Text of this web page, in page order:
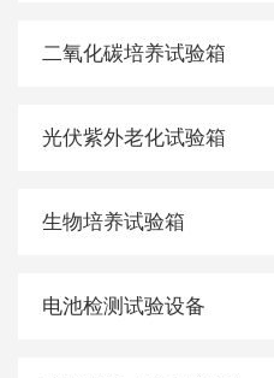
二氧化碳培养试验箱
光伏紫外老化试验箱
生物培养试验箱
电池检测试验设备